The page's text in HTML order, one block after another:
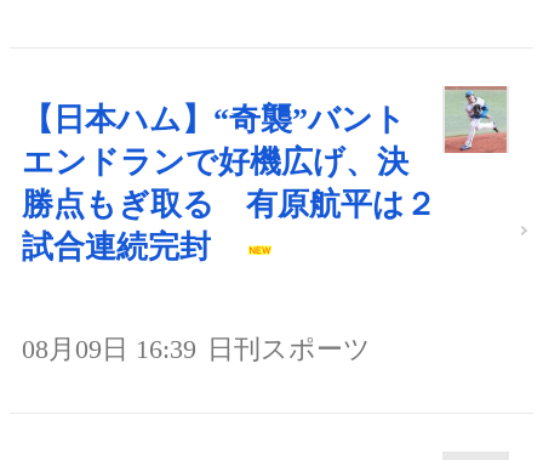
【日本ハム】“奇襲”バント
エンドランで好機広げ、決
勝点もぎ取る 有原航平は２
試合連続完封
08月09日 16:39 日刊スポーツ